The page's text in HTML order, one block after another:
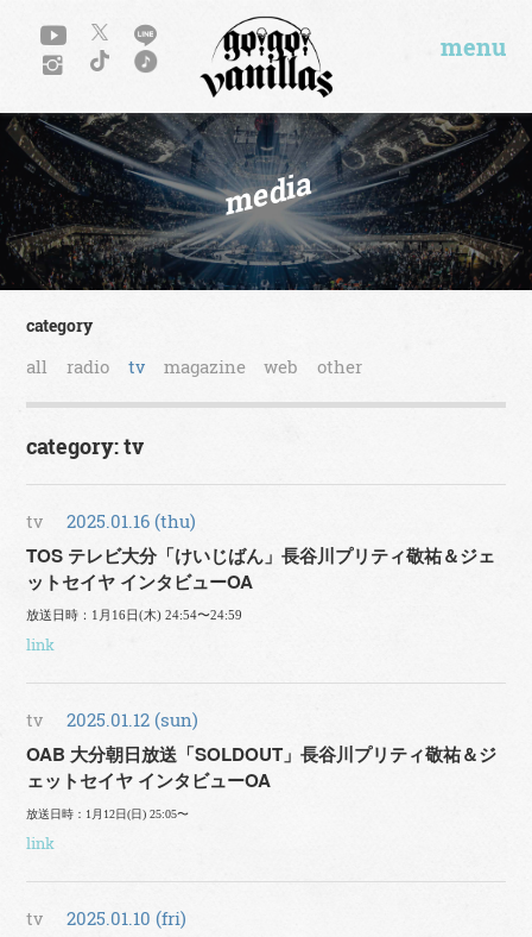
menu
media
category
all radio tv magazine web other
category: tv
tv 2025.01.16 (thu)
TOS テレビ大分「けいじばん」長谷川プリティ敬祐＆ジェ
ットセイヤ インタビューOA
放送日時：1月16日(木) 24:54〜24:59
link
tv 2025.01.12 (sun)
OAB 大分朝日放送「SOLDOUT」長谷川プリティ敬祐＆ジ
ェットセイヤ インタビューOA
放送日時：1月12日(日) 25:05〜
link
tv 2025.01.10 (fri)